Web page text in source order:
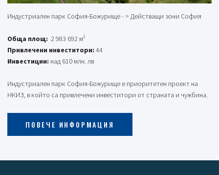
Индустриален парк София-Божурище - > Действащи зони София
Обща площ: 2 983 692 м2
Привлечени инвеститори: 44
Инвестиции: над 610 млн. лв
Индустриален парк София-Божурище е приоритетен проект на
НКИЗ, в който са привлечени инвеститори от страната и чужбина.
ПОВЕЧЕ ИНФОРМАЦИЯ